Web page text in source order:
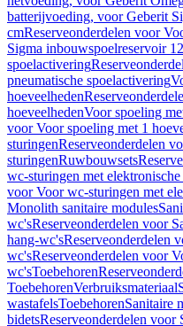
batterijvoeding, voor Geberit
cmReserveonderdelen voor
Sigma inbouwspoelreservoir
spoelactivering
pneumatische spoelactivering
hoeveelheden
hoeveelhedenVoor spoeling
voor Voor spoeling met 1
sturingenReserveonderdelen
sturingenRuwbouwsets
wc-sturingen met
voor Voor wc-sturingen met
Monolith sanitaire modules
wc'sReserveonderdelen voor
hang-wc'sReserveonderdelen
wc'sReserveonderdelen voor
wc'sToebehoren
ToebehorenVerbruiksmateriaal
wastafelsToebehorenSanitaire
bidetsReserveonderdelen voor